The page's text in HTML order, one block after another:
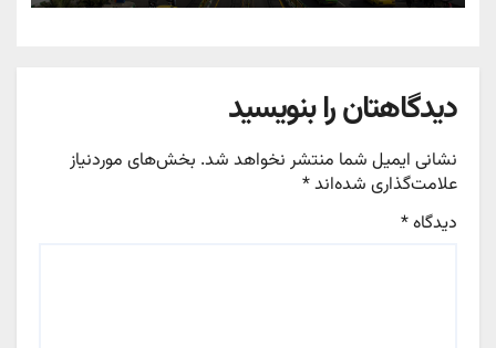
دیدگاهتان را بنویسید
نشانی ایمیل شما منتشر نخواهد شد. بخش‌های موردنیاز
علامت‌گذاری شده‌اند*
دیدگاه*